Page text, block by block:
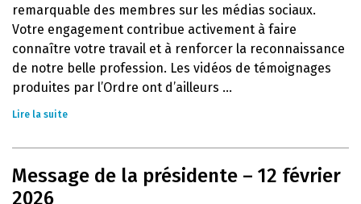
remarquable des membres sur les médias sociaux.
Votre engagement contribue activement à faire
connaître votre travail et à renforcer la reconnaissance
de notre belle profession. Les vidéos de témoignages
produites par l’Ordre ont d’ailleurs ...
Lire la suite
Message de la présidente – 12 février
2026